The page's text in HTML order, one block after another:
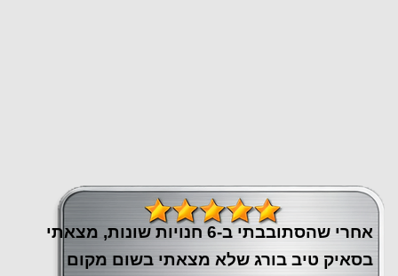
אחרי שהסתובבתי ב-6 חנויות שונות, מצאתי
בסאיק טיב בורג שלא מצאתי בשום מקום